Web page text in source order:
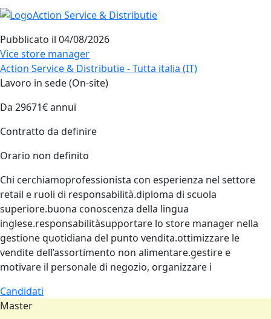
Pubblicato il 04/08/2026
Vice store manager
Action Service & Distributie - Tutta italia (IT)
Lavoro in sede (On-site)
Da 29671€ annui
Contratto da definire
Orario non definito
Chi cerchiamoprofessionista con esperienza nel settore
retail e ruoli di responsabilità.diploma di scuola
superiore.buona conoscenza della lingua
inglese.responsabilitàsupportare lo store manager nella
gestione quotidiana del punto vendita.ottimizzare le
vendite dell’assortimento non alimentare.gestire e
motivare il personale di negozio, organizzare i
Candidati
Master